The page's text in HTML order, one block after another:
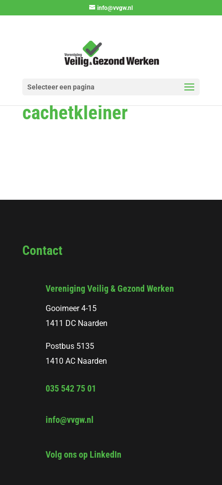
info@vvgw.nl
Selecteer een pagina
cachetkleiner
Contact
Vereniging Veilig & Gezond Werken
Gooimeer 4-15
1411 DC Naarden
Postbus 5135
1410 AC Naarden
035 542 75 01
info@vvgw.nl
Volg ons op LinkedIn